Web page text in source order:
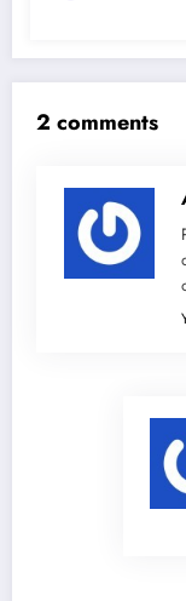
2 comments